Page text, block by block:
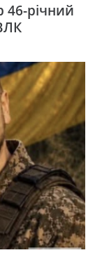
46-річний